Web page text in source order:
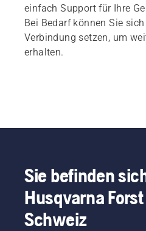
einfach Support für Ihre
Bei Bedarf können Sie
Verbindung setzen, um
erhalten.
Sie befinden
Husqvarna
Schweiz